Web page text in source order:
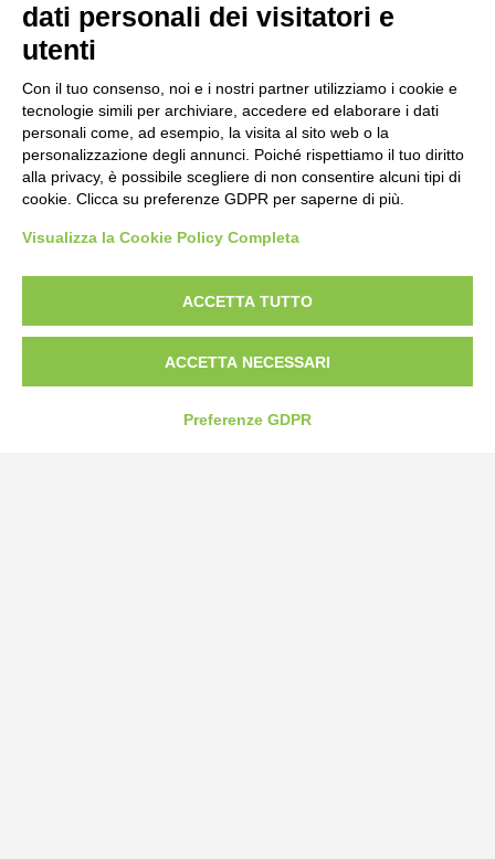
dati personali dei visitatori e
utenti
Con il tuo consenso, noi e i nostri partner utilizziamo i cookie e
tecnologie simili per archiviare, accedere ed elaborare i dati
personali come, ad esempio, la visita al sito web o la
personalizzazione degli annunci. Poiché rispettiamo il tuo diritto
alla privacy, è possibile scegliere di non consentire alcuni tipi di
cookie. Clicca su preferenze GDPR per saperne di più.
Visualizza la Cookie Policy Completa
ACCETTA TUTTO
ACCETTA NECESSARI
Preferenze GDPR